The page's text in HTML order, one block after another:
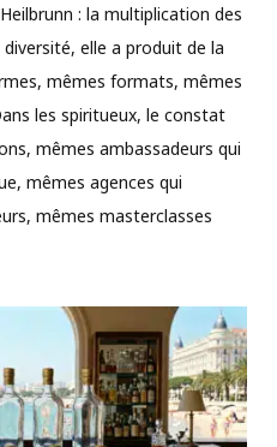
: la multiplication des
elle a produit de la
mêmes formats, mêmes
les spiritueux, le constat
mêmes ambassadeurs qui
mêmes agences qui
mêmes masterclasses